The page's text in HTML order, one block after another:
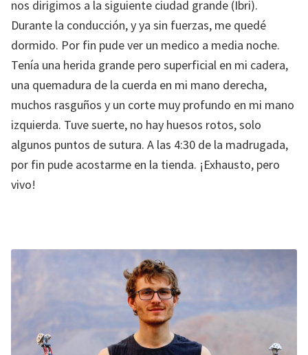
nos dirigimos a la siguiente ciudad grande (Ibri).
Durante la conducción, y ya sin fuerzas, me quedé
dormido. Por fin pude ver un medico a media noche.
Tenía una herida grande pero superficial en mi cadera,
una quemadura de la cuerda en mi mano derecha,
muchos rasguños y un corte muy profundo en mi mano
izquierda. Tuve suerte, no hay huesos rotos, solo
algunos puntos de sutura. A las 4:30 de la madrugada,
por fin pude acostarme en la tienda. ¡Exhausto, pero
vivo!